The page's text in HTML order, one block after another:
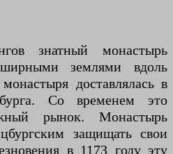
знатный монастырь
землями вдоль
доставлялась в
Со временем это
рынок. Монастырь
защищать свои
в 1173 году эту